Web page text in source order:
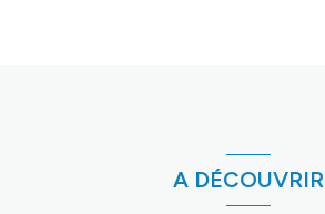
A DÉCOUVRIR